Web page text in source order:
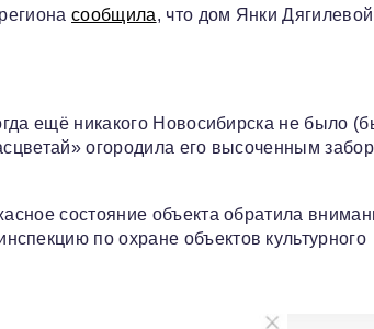
сообщила, что дом Янки Дягилевой
ещё никакого Новосибирска не было
огородила его высоченным
состояние объекта обратила
по охране объектов культурного